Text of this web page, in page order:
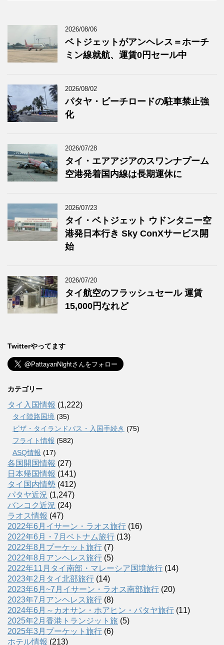
2026/08/06
ベトジェットがアンヘレス＝ホーチ
ミン線就航、運賃0円セール中
2026/08/02
パタヤ・ビーチロードの駐車禁止強
化
2026/07/28
タイ・エアアジアのスワンナプーム
空港発着国内線は長期運休に
2026/07/23
タイ・ベトジェット ウドンタニー空
港発日本行き Sky ConXサービス開
始
2026/07/20
タイ航空のフラッシュセール 運賃
15,000円なれど
Twitterやってます
カテゴリー
タイ入国情報 (1,222)
タイ陸路国境 (35)
ビザ・タイランドパス・入国手続き (75)
フライト情報 (582)
ASQ情報 (17)
各国開国情報 (27)
日本帰国情報 (141)
タイ国内情勢 (412)
パタヤ近況 (1,247)
バンコク近況 (24)
ラオス情報 (47)
2022年6月イサーン・ラオス旅行 (16)
2022年6月・7月ベトナム旅行 (13)
2022年8月プーケット旅行 (7)
2022年8月アンヘレス旅行 (5)
2022年11月タイ南部・マレーシア国境旅行 (14)
2023年2月タイ北部旅行 (14)
2023年6月~7月イサーン・ラオス南部旅行 (20)
2023年7月アンヘレス旅行 (8)
2024年6月～カオサン・ホアヒン・パタヤ旅行 (11)
2025年2月香港トランジット旅 (5)
2025年3月プーケット旅行 (6)
ホテル情報 (213)